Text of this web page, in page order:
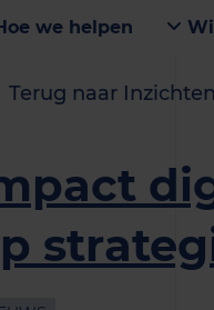
we helpen
Terug naar Inzichten